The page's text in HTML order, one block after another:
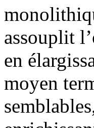
assouplit
en
moyen